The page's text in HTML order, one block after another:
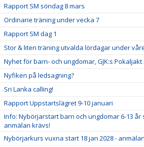
Rapport SM söndag 8 mars
Ordinarie träning under vecka 7
Rapport SM dag 1
Stor & liten träning utvalda lördagar under
Nyhet för barn- och ungdomar, GJK:s Pokaljakt
Nyfiken på ledsagning?
Sri Lanka calling!
Rapport Uppstartslägret 9-10 januari
Info: Nybörjarstart barn och ungdomar 6-13 år
anmälan krävs!
Nybörjarkurs vuxna start 18 jan 2028 -